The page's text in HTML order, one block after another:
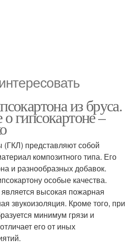
из бруса.
гипсокартоне –
(ГКЛ) представляют собой
композитного типа. Его
и разнообразных добавок.
особые качества.
высокая пожарная
звукоизоляция. Кроме того, при
минимум грязи и
его от иных